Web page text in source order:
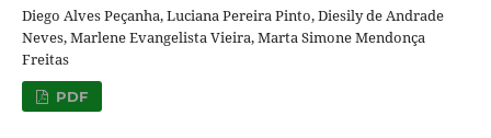
Diego Alves Peçanha, Luciana Pereira Pinto, Diesily de Andrade
Neves, Marlene Evangelista Vieira, Marta Simone Mendonça
Freitas
PDF